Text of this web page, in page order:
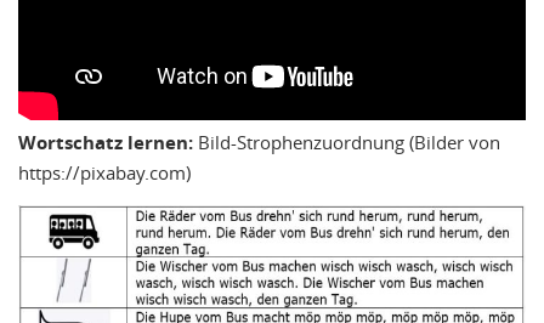
Wortschatz lernen: Bild-Strophenzuordnung (Bilder von
https://pixabay.com)